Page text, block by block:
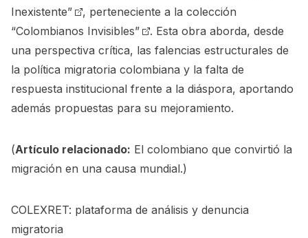
Inexistente”
, perteneciente a la colección
“Colombianos Invisibles”
. Esta obra aborda, desde
una perspectiva crítica, las falencias estructurales de
la política migratoria colombiana y la falta de
respuesta institucional frente a la diáspora, aportando
además propuestas para su mejoramiento.
(Artículo relacionado: El colombiano que convirtió la
migración en una causa mundial.)
COLEXRET: plataforma de análisis y denuncia
migratoria